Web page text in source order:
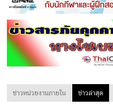
ข่าวหน่วยงานภายใน ข่าวล่าสุด